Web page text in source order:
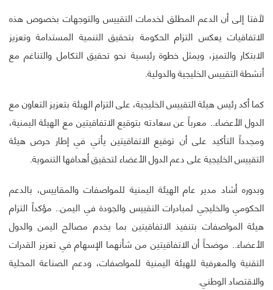
لاًفتا إلى أن الدعم المطلق لخدمات التقييس والتوجهات بخصوص هذه
الاتفاقيات يعكس التزام الحكومة بتحقيق التنمية المستدامة وتعزيز
الابتكار والتميز، ويمثل خطوة رئيسية نحو تحقيق التكامل والتناغم مع
أنشطة التقييس الخليجية والدولية.
كما أكد رئيس هيئة التقييس الخليجية، على التزام الهيئة بتعزيز التعاون مع
الدول الأعضاء.. معرباً عن سعادته بتوقيع الاتفاقيتين مع الهيئة اليمنية،
ومجدداً التأكيد على أن توقيع الاتفاقيتين يأتي في إطار حرص هيئة
التقييس الخليجية على دعم الدول الأعضاء لتحقيق أهدافها التنموية.
وبدوره أشاد مدير عام الهيئة اليمنية للمواصفات والمقاييس، بالدعم
الحكومي والخليجي لمبادرات التقييس والجودة في اليمن.. مؤكداً التزام
هيئة المواصفات بتنفيذ الاتفاقيتين بما يخدم مصالح اليمن والدول
الأعضاء.. موضحاً أن الاتفاقيتين من شأنهما الإسهام في تعزيز القدرات
التقنية والمعرفية للهيئة اليمنية للمواصفات، ودعم الصناعة المحلية
والاقتصاد الوطني.